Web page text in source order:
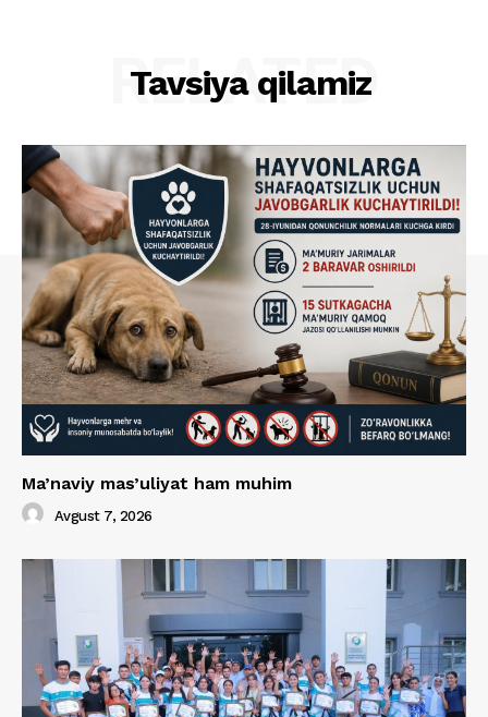
Tavsiya qilamiz
RELATED
Ma’naviy mas’uliyat ham muhim
Avgust 7, 2026